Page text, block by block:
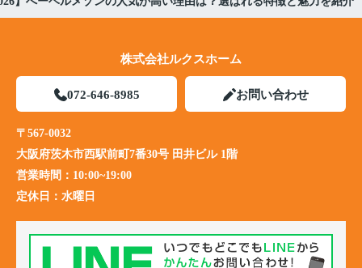
株式会社ルクスホーム
072-646-8985 お問い合わせ
〒567-0032
大阪府茨木市西駅前町7番30号 田井ビル 1階
営業時間： 10:00~19:00
定休日： 水曜日